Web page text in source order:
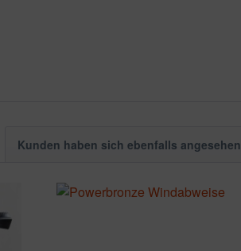
Kunden haben sich ebenfalls angesehen